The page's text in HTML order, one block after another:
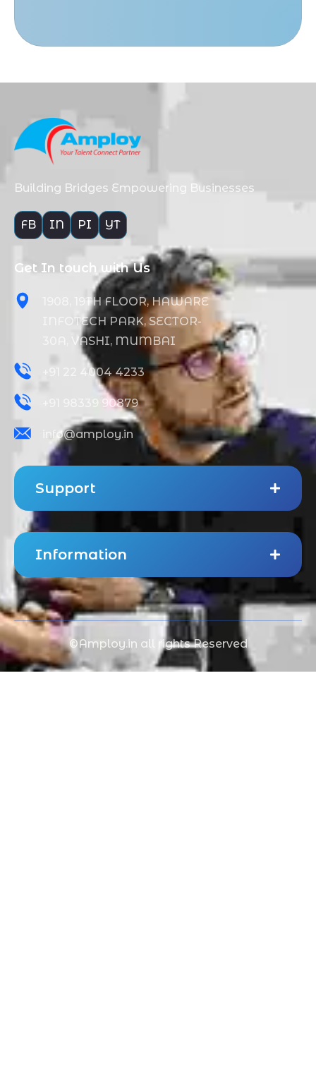
Building Bridges Empowering Businesses
FB IN PI YT
Get In touch with Us
1908, 19TH FLOOR, HAWARE
INFOTECH PARK, SECTOR-
30A, VASHI, MUMBAI
+91 22 4004 4233
+91 98339 90879
info@amploy.in
Support
Information
©Amploy.in all rights Reserved